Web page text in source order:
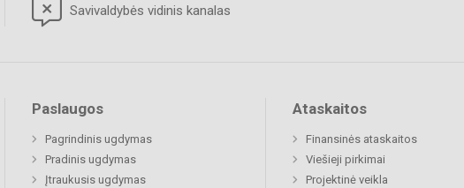
Savivaldybės vidinis kanalas
Paslaugos
Pagrindinis ugdymas
Pradinis ugdymas
Įtraukusis ugdymas
Ataskaitos
Finansinės ataskaitos
Viešieji pirkimai
Projektinė veikla